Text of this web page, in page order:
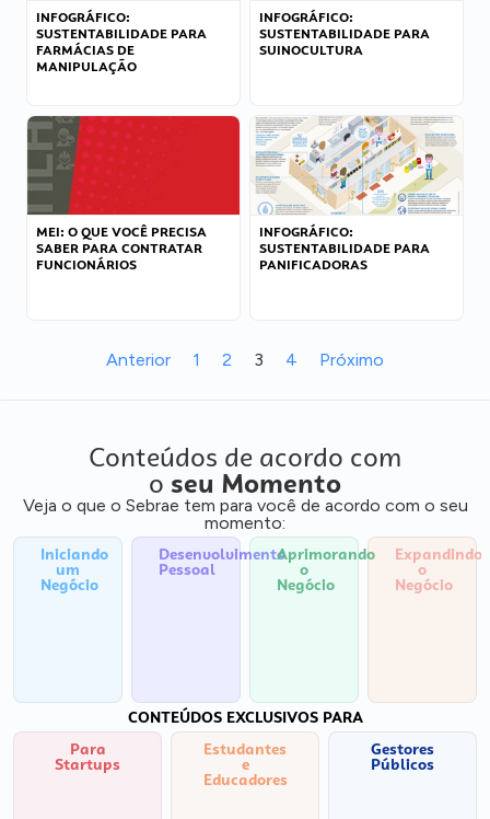
INFOGRÁFICO:
SUSTENTABILIDADE PARA
FARMÁCIAS DE
MANIPULAÇÃO
INFOGRÁFICO:
SUSTENTABILIDADE PARA
SUINOCULTURA
MEI: O QUE VOCÊ PRECISA
SABER PARA CONTRATAR
FUNCIONÁRIOS
INFOGRÁFICO:
SUSTENTABILIDADE PARA
PANIFICADORAS
Anterior 1 2 3 4 Próximo
Conteúdos de acordo com
o seu Momento
Veja o que o Sebrae tem para você de acordo com o seu
momento:
Iniciando
um
Negócio
Desenvolvimento
Pessoal
Aprimorando
o
Negócio
Expandindo
o
Negócio
CONTEÚDOS EXCLUSIVOS PARA
Para
Startups
Estudantes
e
Educadores
Gestores
Públicos